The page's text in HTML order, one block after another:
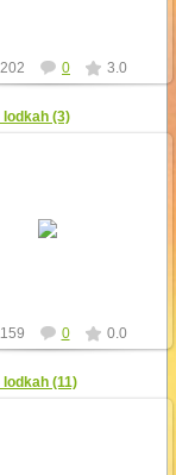
0 3.0
(3)
0 0.0
(11)